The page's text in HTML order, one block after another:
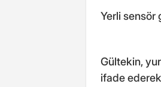
Yerli sensör
Gültekin,
ifade